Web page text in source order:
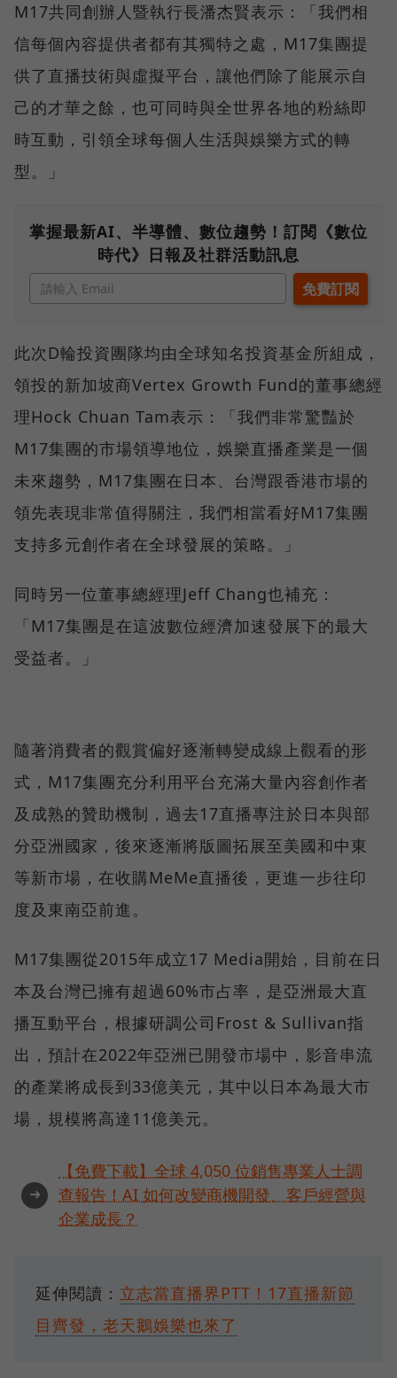
M17共同創辦人暨執行長潘杰賢表示：「我們相
信每個內容提供者都有其獨特之處，M17集團提
供了直播技術與虛擬平台，讓他們除了能展示自
己的才華之餘，也可同時與全世界各地的粉絲即
時互動，引領全球每個人生活與娛樂方式的轉
型。」
掌握最新AI、半導體、數位趨勢！訂閱《數位
時代》日報及社群活動訊息
此次D輪投資團隊均由全球知名投資基金所組成，
領投的新加坡商Vertex Growth Fund的董事總經
理Hock Chuan Tam表示：「我們非常驚豔於
M17集團的市場領導地位，娛樂直播產業是一個
未來趨勢，M17集團在日本、台灣跟香港市場的
領先表現非常值得關注，我們相當看好M17集團
支持多元創作者在全球發展的策略。」
同時另一位董事總經理Jeff Chang也補充：
「M17集團是在這波數位經濟加速發展下的最大
受益者。」
隨著消費者的觀賞偏好逐漸轉變成線上觀看的形
式，M17集團充分利用平台充滿大量內容創作者
及成熟的贊助機制，過去17直播專注於日本與部
分亞洲國家，後來逐漸將版圖拓展至美國和中東
等新市場，在收購MeMe直播後，更進一步往印
度及東南亞前進。
M17集團從2015年成立17 Media開始，目前在日
本及台灣已擁有超過60%市占率，是亞洲最大直
播互動平台，根據研調公司Frost & Sullivan指
出，預計在2022年亞洲已開發市場中，影音串流
的產業將成長到33億美元，其中以日本為最大市
場，規模將高達11億美元。
➜
【免費下載】全球 4,050 位銷售專業人士調
查報告！AI 如何改變商機開發、客戶經營與
企業成長？
延伸閱讀： 立志當直播界PTT！17直播新節
目齊發，老天鵝娛樂也來了